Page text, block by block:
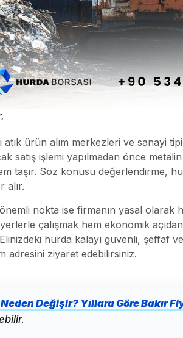
ürün alım merkezleri ve sanayi
satış işlemi yapılmadan önce metalin
taşır. Söz konusu değerlendirme,
alır.
nokta ise firmanın yasal olarak
yerlerle çalışmak hem ekonomik
hurda kalayı güvenli, şeffaf
adresini ziyaret edebilirsiniz.
Değişir? Yıllara Göre Bakır